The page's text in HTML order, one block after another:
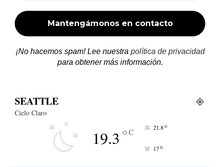
¡No hacemos spam! Lee nuestra política de privacidad
para obtener más información.
SEATTLE
Cielo Claro
19.3°C 21.8°
17°